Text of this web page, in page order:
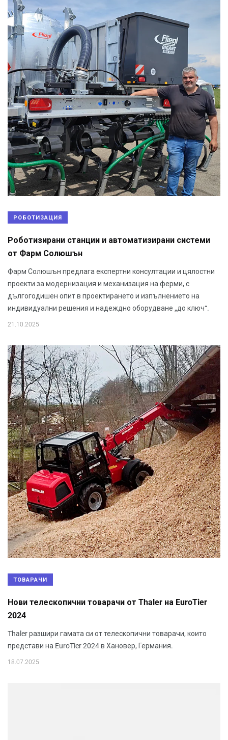
РОБОТИЗАЦИЯ
Роботизирани станции и автоматизирани системи
от Фарм Солюшън
Фарм Солюшън предлага експертни консултации и цялостни
проекти за модернизация и механизация на ферми, с
дългогодишен опит в проектирането и изпълнението на
индивидуални решения и надеждно оборудване „до ключ“.
21.10.2025
ТОВАРАЧИ
Нови телескопични товарачи от Thaler на EuroTier
2024
Thaler разшири гамата си от телескопични товарачи, които
представи на EuroTier 2024 в Хановер, Германия.
18.07.2025